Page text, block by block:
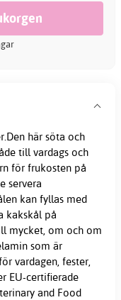
här söta och
till vardags och
för frukosten på
servera
kan fyllas med
kakskål på
mycket, om och om
som är
vardagen, fester,
EU-certifierade
and Food